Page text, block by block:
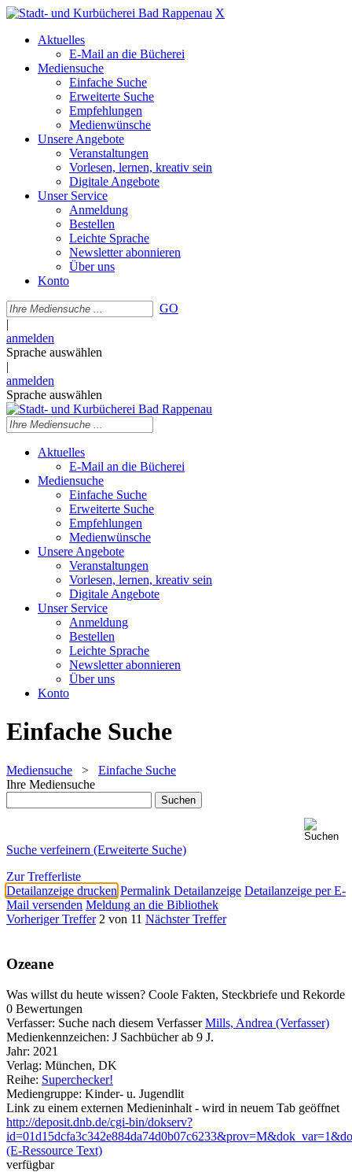
X
Aktuelles
E-Mail an die Bücherei
Mediensuche
Einfache Suche
Erweiterte Suche
Empfehlungen
Medienwünsche
Unsere Angebote
Veranstaltungen
Vorlesen, lernen, kreativ sein
Digitale Angebote
Unser Service
Anmeldung
Bestellen
Leichte Sprache
Newsletter abonnieren
Über uns
Konto
GO
|
anmelden
Sprache auswählen
|
anmelden
Sprache auswählen
Aktuelles
E-Mail an die Bücherei
Mediensuche
Einfache Suche
Erweiterte Suche
Empfehlungen
Medienwünsche
Unsere Angebote
Veranstaltungen
Vorlesen, lernen, kreativ sein
Digitale Angebote
Unser Service
Anmeldung
Bestellen
Leichte Sprache
Newsletter abonnieren
Über uns
Konto
Einfache Suche
Mediensuche > Einfache Suche
Ihre Mediensuche
Suche verfeinern (Erweiterte Suche)
Zur Trefferliste
Detailanzeige drucken Permalink Detailanzeige Detailanzeige per E-
Mail versenden Meldung an die Bibliothek
Vorheriger Treffer 2 von 11 Nächster Treffer
Ozeane
Was willst du heute wissen? Coole Fakten, Steckbriefe und Rekorde
0 Bewertungen
Verfasser: Suche nach diesem Verfasser Mills, Andrea (Verfasser)
Medienkennzeichen: J Sachbücher ab 9 J.
Jahr: 2021
Verlag: München, DK
Reihe: Superchecker!
Mediengruppe: Kinder- u. Jugendlit
Link zu einem externen Medieninhalt - wird in neuem Tab geöffnet
http://deposit.dnb.de/cgi-bin/dokserv?
(E-Ressource Text)
verfügbar